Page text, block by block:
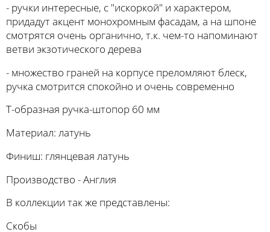
- ручки интересные, с "искоркой" и характером,
придадут акцент монохромным фасадам, а на шпоне
смотрятся очень органично, т.к. чем-то напоминают
ветви экзотического дерева
- множество граней на корпусе преломляют блеск,
ручка смотрится спокойно и очень современно
Т-образная ручка-штопор 60 мм
Материал: латунь
Финиш: глянцевая латунь
Производство - Англия
В коллекции так же представлены:
Скобы